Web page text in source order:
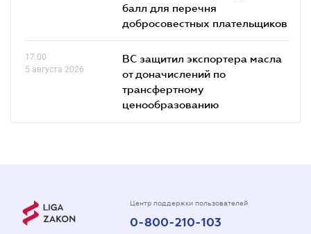
балл для перечня
добросовестных плательщиков
17.00
5 августа 2026
ВС защитил экспортера масла
от доначислений по
трансфертному
ценообразованию
Центр поддержки пользователей
0-800-210-103